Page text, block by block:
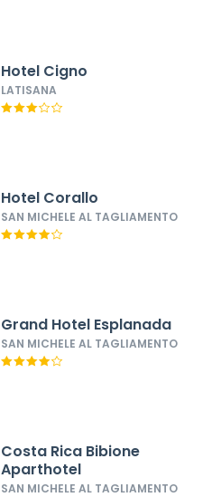
Hotel Cigno
LATISANA
Hotel Corallo
SAN MICHELE AL TAGLIAMENTO
Grand Hotel Esplanada
SAN MICHELE AL TAGLIAMENTO
Costa Rica Bibione
Aparthotel
SAN MICHELE AL TAGLIAMENTO